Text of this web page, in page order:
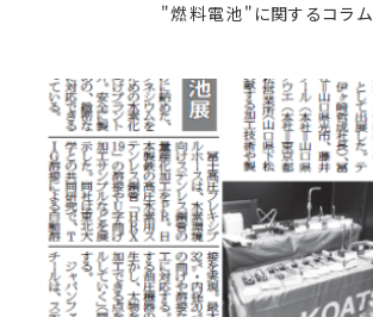
"燃料電池"に関するコラム